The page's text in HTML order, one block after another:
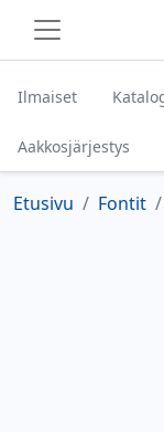
Ilmaiset
Aakkosjärjestys
Etusivu Fontit